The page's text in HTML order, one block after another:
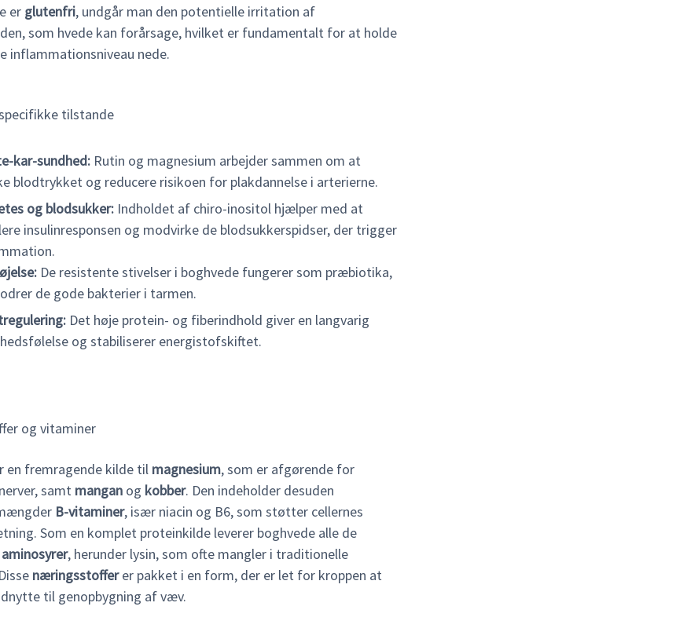
er glutenfri, undgår man den potentielle irritation af
som hvede kan forårsage, hvilket er fundamentalt for at holde
inflammationsniveau nede.
tilstande
kar-sundhed:Rutin og magnesium arbejder sammen om at
blodtrykket og reducere risikoen for plakdannelse i arterierne.
og blodsukker:Indholdet af chiro-inositol hjælper med at
insulinresponsen og modvirke de blodsukkerspidser, der trigger
De resistente stivelser i boghvede fungerer som præbiotika,
de gode bakterier i tarmen.
Det høje protein- og fiberindhold giver en langvarig
og stabiliserer energistofskiftet.
og vitaminer
en fremragende kilde til magnesium, som er afgørende for
samt manganog kobber. Den indeholder desuden
B-vitaminer, især niacin og B6, som støtter cellernes
Som en komplet proteinkilde leverer boghvede alle de
aminosyrer, herunder lysin, som ofte mangler i traditionelle
næringsstofferer pakket i en form, der er let for kroppen at
til genopbygning af væv.